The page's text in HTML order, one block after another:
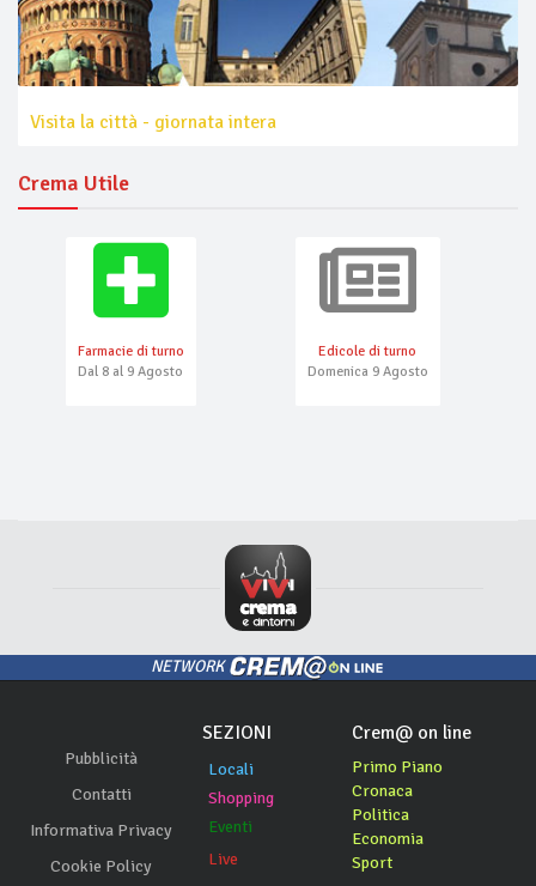
Visita la città - giornata intera
Crema Utile
Farmacie di turno
Dal 8 al 9 Agosto
Edicole di turno
Domenica 9 Agosto
NETWORK
Pubblicità
Contatti
Informativa Privacy
Cookie Policy
SEZIONI
Locali
Shopping
Eventi
Live
Crem@ on line
Primo Piano
Cronaca
Politica
Economia
Sport